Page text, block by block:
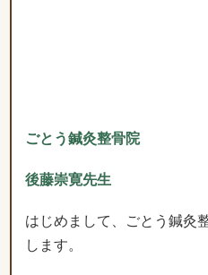
はじめまして、ごとう鍼灸
してほしい。」と言われた
介しています。